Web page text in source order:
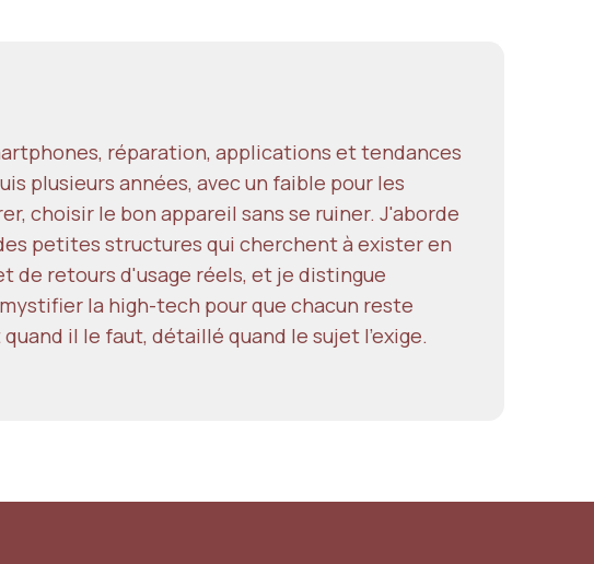
réparation, applications et tendances
plusieurs années, avec un faible pour les
choisir le bon appareil sans se ruiner. J'aborde
petites structures qui cherchent à exister en
de retours d'usage réels, et je distingue
la high-tech pour que chacun reste
il le faut, détaillé quand le sujet l'exige.